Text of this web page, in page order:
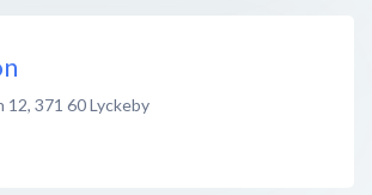
12, 371 60Lyckeby